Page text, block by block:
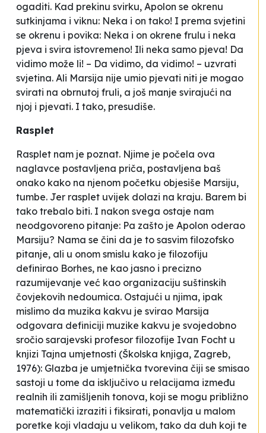
ogaditi. Kad prekinu svirku, Apolon se okrenu
sutkinjama i viknu: Neka i on tako! I prema svjetini
se okrenu i povika: Neka i on okrene frulu i neka
pjeva i svira istovremeno! Ili neka samo pjeva! Da
vidimo može li! – Da vidimo, da vidimo! – uzvrati
svjetina. Ali Marsija nije umio pjevati niti je mogao
svirati na obrnutoj fruli, a još manje svirajući na
njoj i pjevati. I tako, presudiše.
Rasplet
Rasplet nam je poznat. Njime je počela ova
naglavce postavljena priča, postavljena baš
onako kako na njenom početku objesiše Marsiju,
tumbe. Jer rasplet uvijek dolazi na kraju. Barem bi
tako trebalo biti. I nakon svega ostaje nam
neodgovoreno pitanje: Pa zašto je Apolon oderao
Marsiju? Nama se čini da je to sasvim filozofsko
pitanje, ali u onom smislu kako je filozofiju
definirao Borhes, ne kao jasno i precizno
razumijevanje već kao organizaciju suštinskih
čovjekovih nedoumica. Ostajući u njima, ipak
mislimo da muzika kakvu je svirao Marsija
odgovara definiciji muzike kakvu je svojedobno
sročio sarajevski profesor filozofije Ivan Focht u
knjizi Tajna umjetnosti (Školska knjiga, Zagreb,
1976): Glazba je umjetnička tvorevina čiji se smisao
sastoji u tome da isključivo u relacijama između
realnih ili zamišljenih tonova, koji se mogu približno
matematički izraziti i fiksirati, ponavlja u malom
poretke koji vladaju u velikom, tako da duh koji te